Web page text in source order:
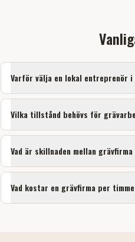
Varför välja en lokal entreprenör i
Vilka tillstånd behövs för
Vad är skillnaden mellan
Vad kostar en grävfirma per